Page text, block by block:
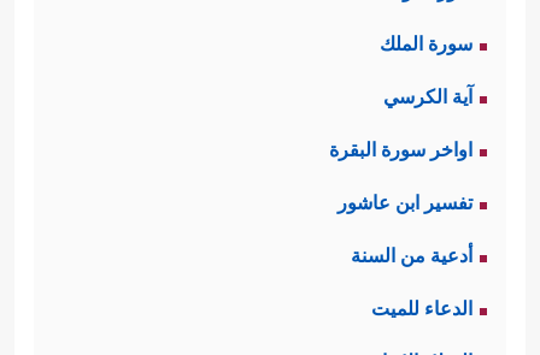
سورة الملك
آية الكرسي
اواخر سورة البقرة
تفسير ابن عاشور
أدعية من السنة
الدعاء للميت